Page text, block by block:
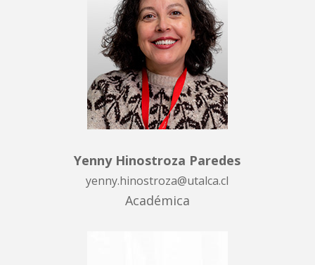
Yenny Hinostroza Paredes
yenny.hinostroza@utalca.cl
Académica